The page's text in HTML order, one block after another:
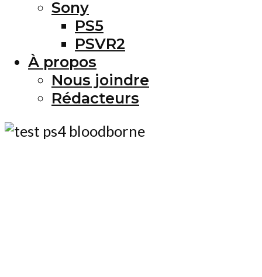
Sony
PS5
PSVR2
À propos
Nous joindre
Rédacteurs